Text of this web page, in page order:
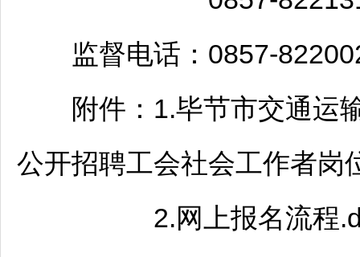
监督电话：0857-
附件：1.毕节市交通运
公开招聘工会社会工作者岗
2.网上报名流程